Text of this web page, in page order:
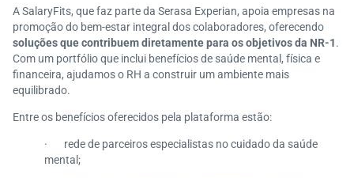
A SalaryFits, que faz parte da Serasa Experian, apoia empresas na
promoção do bem-estar integral dos colaboradores, oferecendo
soluções que contribuem diretamente para os objetivos da NR-1.
Com um portfólio que inclui benefícios de saúde mental, física e
financeira, ajudamos o RH a construir um ambiente mais
equilibrado.
Entre os benefícios oferecidos pela plataforma estão:
· rede de parceiros especialistas no cuidado da saúde
mental;